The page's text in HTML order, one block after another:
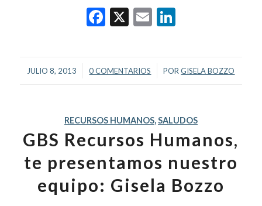
Facebook
X EmailLinkedIn
JULIO 8, 2013
/ 0 COMENTARIOS
/ PORGISELA BOZZO
RECURSOS HUMANOS,SALUDOS
GBS Recursos Humanos,
te presentamos nuestro
equipo: Gisela Bozzo